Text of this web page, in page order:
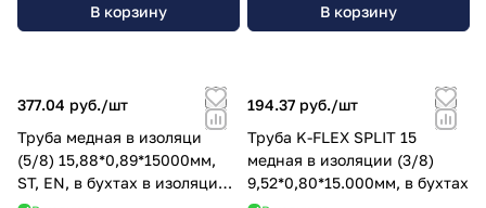
В корзину В корзину
377.04 руб./шт
Труба медная в изоляци
(5/8) 15,88*0,89*15000мм,
ST, EN, в бухтах в изоляции
194.37 руб./шт
Труба K-FLEX SPLIT 15
медная в изоляции (3/8)
9,52*0,80*15.000мм, в бухтах